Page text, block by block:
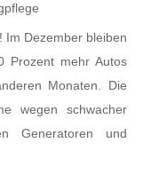
Im Dezember bleiben
Prozent mehr Autos
Monaten. Die
wegen schwacher
Generatoren und